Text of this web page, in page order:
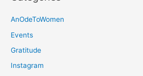
AnOdeToWomen
Events
Gratitude
Instagram